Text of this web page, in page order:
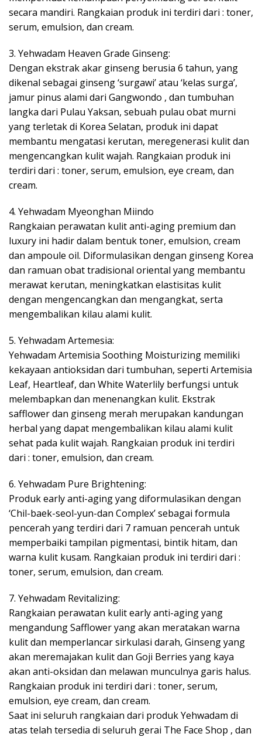
secara mandiri. Rangkaian produk ini terdiri dari : toner,
serum, emulsion, dan cream.
3. Yehwadam Heaven Grade Ginseng:
Dengan ekstrak akar ginseng berusia 6 tahun, yang
dikenal sebagai ginseng ‘surgawi’ atau ‘kelas surga’,
jamur pinus alami dari Gangwondo , dan tumbuhan
langka dari Pulau Yaksan, sebuah pulau obat murni
yang terletak di Korea Selatan, produk ini dapat
membantu mengatasi kerutan, meregenerasi kulit dan
mengencangkan kulit wajah. Rangkaian produk ini
terdiri dari : toner, serum, emulsion, eye cream, dan
cream.
4. Yehwadam Myeonghan Miindo
Rangkaian perawatan kulit anti-aging premium dan
luxury ini hadir dalam bentuk toner, emulsion, cream
dan ampoule oil. Diformulasikan dengan ginseng Korea
dan ramuan obat tradisional oriental yang membantu
merawat kerutan, meningkatkan elastisitas kulit
dengan mengencangkan dan mengangkat, serta
mengembalikan kilau alami kulit.
5. Yehwadam Artemesia:
Yehwadam Artemisia Soothing Moisturizing memiliki
kekayaan antioksidan dari tumbuhan, seperti Artemisia
Leaf, Heartleaf, dan White Waterlily berfungsi untuk
melembapkan dan menenangkan kulit. Ekstrak
safflower dan ginseng merah merupakan kandungan
herbal yang dapat mengembalikan kilau alami kulit
sehat pada kulit wajah. Rangkaian produk ini terdiri
dari : toner, emulsion, dan cream.
6. Yehwadam Pure Brightening:
Produk early anti-aging yang diformulasikan dengan
‘Chil-baek-seol-yun-dan Complex’ sebagai formula
pencerah yang terdiri dari 7 ramuan pencerah untuk
memperbaiki tampilan pigmentasi, bintik hitam, dan
warna kulit kusam. Rangkaian produk ini terdiri dari :
toner, serum, emulsion, dan cream.
7. Yehwadam Revitalizing:
Rangkaian perawatan kulit early anti-aging yang
mengandung Safflower yang akan meratakan warna
kulit dan memperlancar sirkulasi darah, Ginseng yang
akan meremajakan kulit dan Goji Berries yang kaya
akan anti-oksidan dan melawan munculnya garis halus.
Rangkaian produk ini terdiri dari : toner, serum,
emulsion, eye cream, dan cream.
Saat ini seluruh rangkaian dari produk Yehwadam di
atas telah tersedia di seluruh gerai The Face Shop , dan